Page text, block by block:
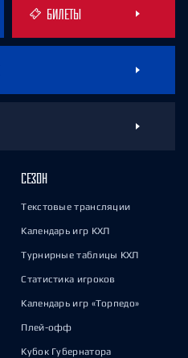
БИЛЕТЫ
СЕЗОН
Текстовые трансляции
Календарь игр КХЛ
Турнирные таблицы КХЛ
Статистика игроков
Календарь игр «Торпедо»
Плей-офф
Кубок Губернатора